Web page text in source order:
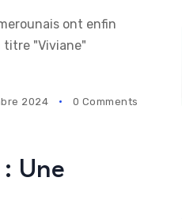
ont enfin
titre "Viviane"
2024 0 Comments
Une